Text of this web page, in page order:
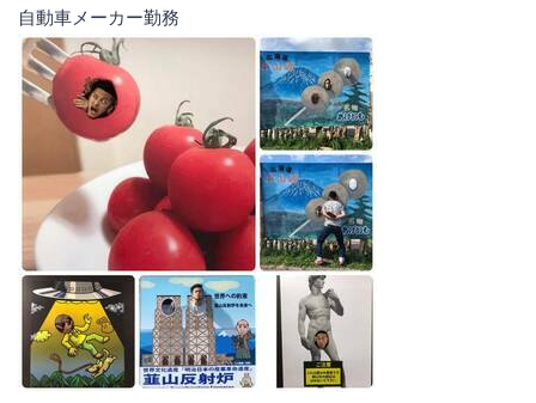
自動車メーカー勤務